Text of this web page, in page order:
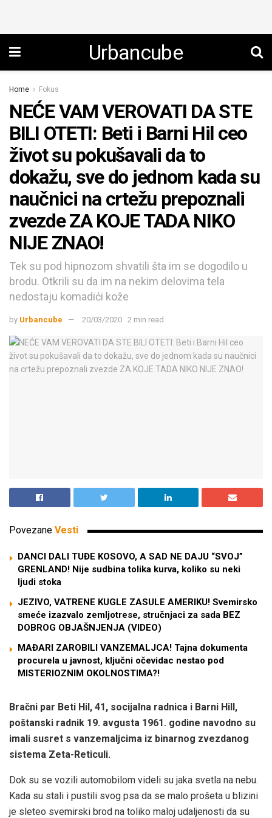
Urbancube
Home Fokus
NEĆE VAM VEROVATI DA STE
BILI OTETI: Beti i Barni Hil ceo
život su pokušavali da to
dokažu, sve do jednom kada su
naučnici na crtežu prepoznali
zvezde ZA KOJE TADA NIKO
NIJE ZNAO!
Tek su pod hipnozom shvatili šta im se dogodilo u
brodu. Otkrili su da im na nekim delovima tela
nedostaju komadići kože
by Urbancube 20/03/2020 2 min read
Povezane Vesti
DANCI DALI TUĐE KOSOVO, A SAD NE DAJU “SVOJ”
GRENLAND! Nije sudbina tolika kurva, koliko su neki
ljudi stoka
JEZIVO, VATRENE KUGLE ZASULE AMERIKU! Svemirsko
smeće izazvalo zemljotrese, stručnjaci za sada BEZ
DOBROG OBJAŠNJENJA (VIDEO)
MAĐARI ZAROBILI VANZEMALJCA! Tajna dokumenta
procurela u javnost, ključni očevidac nestao pod
MISTERIOZNIM OKOLNOSTIMA?!
Bračni par Beti Hil, 41, socijalna radnica i Barni Hill,
poštanski radnik 19. avgusta 1961. godine navodno su
imali susret s vanzemaljcima iz binarnog zvezdanog
sistema Zeta-Reticuli.
Dok su se vozili automobilom videli su jaka svetla na nebu.
Kada su stali i pustili svog psa da se malo prošeta u blizini
je sleteo svemirski brod na toliko maloj udaljenosti da su